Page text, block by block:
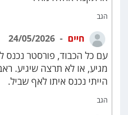
הגב
חיים
הייתי נכנס איתו לאף שביל.
הגב